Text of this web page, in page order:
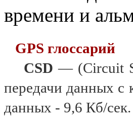
времени и
GPS глоссарий
CSD — (Circuit
передачи данных с
данных - 9,6 Кб/сек.